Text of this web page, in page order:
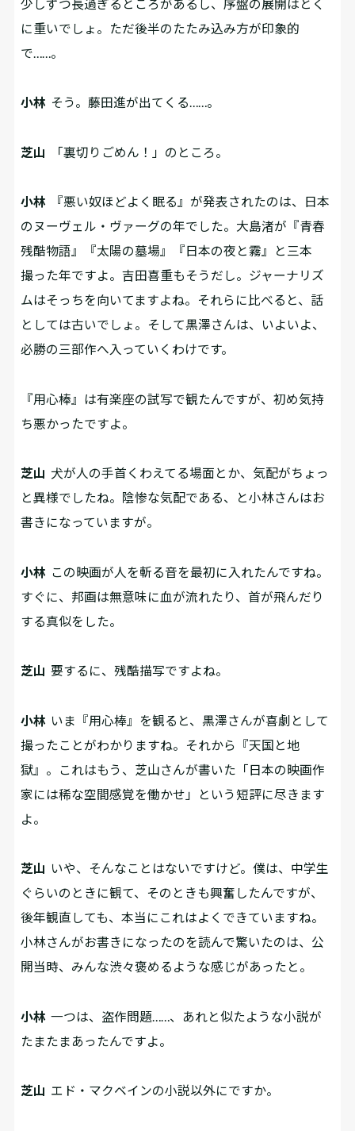
少しずつ長過ぎるところがあるし、序盤の展開はとく
に重いでしょ。ただ後半のたたみ込み方が印象的
で……。
小林 そう。藤田進が出てくる……。
芝山 「裏切りごめん！」のところ。
小林 『悪い奴ほどよく眠る』が発表されたのは、日本
のヌーヴェル・ヴァーグの年でした。大島渚が『青春
残酷物語』『太陽の墓場』『日本の夜と霧』と三本
撮った年ですよ。吉田喜重もそうだし。ジャーナリズ
ムはそっちを向いてますよね。それらに比べると、話
としては古いでしょ。そして黒澤さんは、いよいよ、
必勝の三部作へ入っていくわけです。
『用心棒』は有楽座の試写で観たんですが、初め気持
ち悪かったですよ。
芝山 犬が人の手首くわえてる場面とか、気配がちょっ
と異様でしたね。陰惨な気配である、と小林さんはお
書きになっていますが。
小林 この映画が人を斬る音を最初に入れたんですね。
すぐに、邦画は無意味に血が流れたり、首が飛んだり
する真似をした。
芝山 要するに、残酷描写ですよね。
小林 いま『用心棒』を観ると、黒澤さんが喜劇として
撮ったことがわかりますね。それから『天国と地
獄』。これはもう、芝山さんが書いた「日本の映画作
家には稀な空間感覚を働かせ」という短評に尽きます
よ。
芝山 いや、そんなことはないですけど。僕は、中学生
ぐらいのときに観て、そのときも興奮したんですが、
後年観直しても、本当にこれはよくできていますね。
小林さんがお書きになったのを読んで驚いたのは、公
開当時、みんな渋々褒めるような感じがあったと。
小林 一つは、盗作問題……、あれと似たような小説が
たまたまあったんですよ。
芝山 エド・マクベインの小説以外にですか。